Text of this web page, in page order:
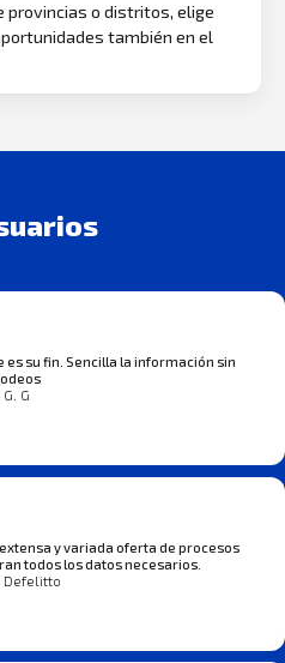
provincias o distritos, elige
también en el
es su fin. Sencilla la información sin
G. G
y variada oferta de procesos
todos los datos necesarios.
Defelitto